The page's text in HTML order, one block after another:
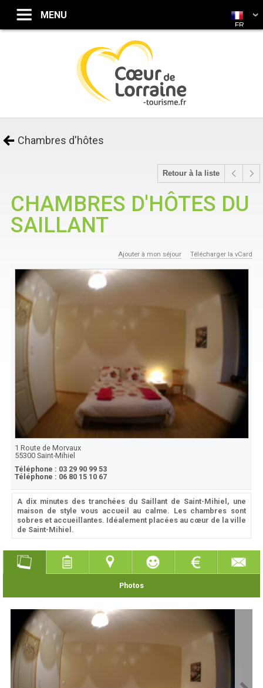
Chambres d'hôtes
Retour à la liste
CHAMBRES D'HÔTES DU
SAILLANT
Ajouter à mon séjour Télécharger la vCard
1 Route de Morvaux
55300Saint-Mihiel
Téléphone : 03 29 90 99 53
Téléphone : 06 80 15 10 67
A dix minutes des tranchées du Saillant de Saint-Mihiel, une
maison de style vous accueil au calme. Les chambres sont
sobres et accueillantes. Idéalement placées au cœur de la ville
de Saint-Mihiel.
Photos
FR